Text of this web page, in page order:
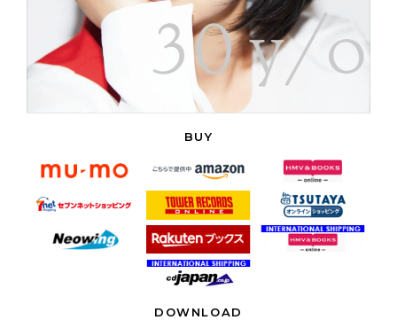
BUY
DOWNLOAD